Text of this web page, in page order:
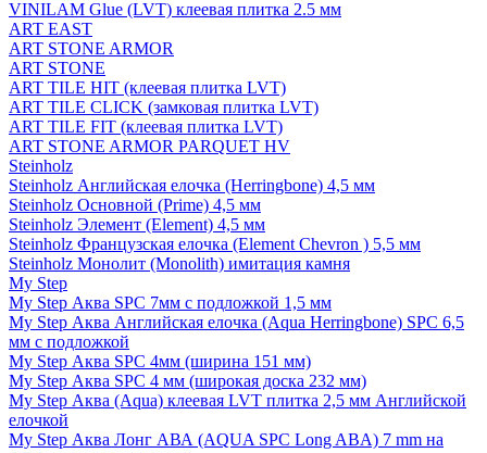
VINILAM Glue (LVT) клеевая плитка 2.5 мм
ART EAST
ART STONE ARMOR
ART STONE
ART TILE HIT (клеевая плитка LVT)
ART TILE CLICK (замковая плитка LVT)
ART TILE FIT (клеевая плитка LVT)
ART STONE ARMOR PARQUET HV
Steinholz
Steinholz Английская елочка (Herringbone) 4,5 мм
Steinholz Основной (Prime) 4,5 мм
Steinholz Элемент (Element) 4,5 мм
Steinholz Французская елочка (Element Chevron ) 5,5 мм
Steinholz Монолит (Monolith) имитация камня
My Step
My Step Аква SPC 7мм c подложкой 1,5 мм
My Step Аква Английская елочка (Aqua Herringbone) SPC 6,5
мм с подложкой
My Step Аква SPC 4мм (ширина 151 мм)
My Step Аква SPC 4 мм (широкая доска 232 мм)
My Step Аква (Aqua) клеевая LVT плитка 2,5 мм Английской
елочкой
My Step Аква Лонг АВА (AQUA SPC Long ABA) 7 mm на